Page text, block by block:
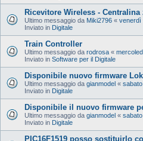
Ricevitore Wireless - Centralina
Ultimo messaggio da Miki2796 « venerdì
Inviato in Digitale
Train Controller
Ultimo messaggio da rodrosa «
Inviato in Software per il Digitale
Disponibile nuovo firmware
Ultimo messaggio da gianmodel «
Inviato in Digitale
Disponibile il nuovo firmware
Ultimo messaggio da gianmodel « sabato
Inviato in Digitale
PIC16F1519 posso sostituirlo